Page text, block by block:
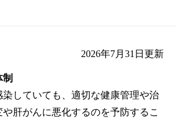
2026年7月31日 更新
していても、適切な健康管理や治
肝がんに悪化するのを予防するこ